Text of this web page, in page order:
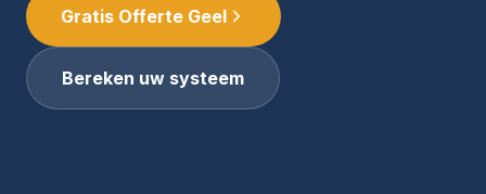
Gratis Offerte Geel
Bereken uw systeem